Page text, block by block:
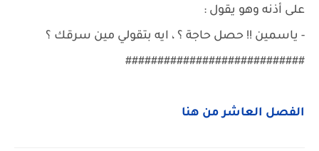
على أذنه وهو يقول :
- ياسمين !! حصل حاجة ؟ ، ايه بتقولي مين سرقك ؟
############################
الفصل العاشر من هنا